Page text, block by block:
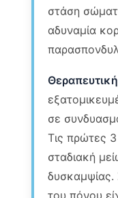
στάση
αδυναμία
σε
Τις πρώτες
σταδιακή
του πόνου